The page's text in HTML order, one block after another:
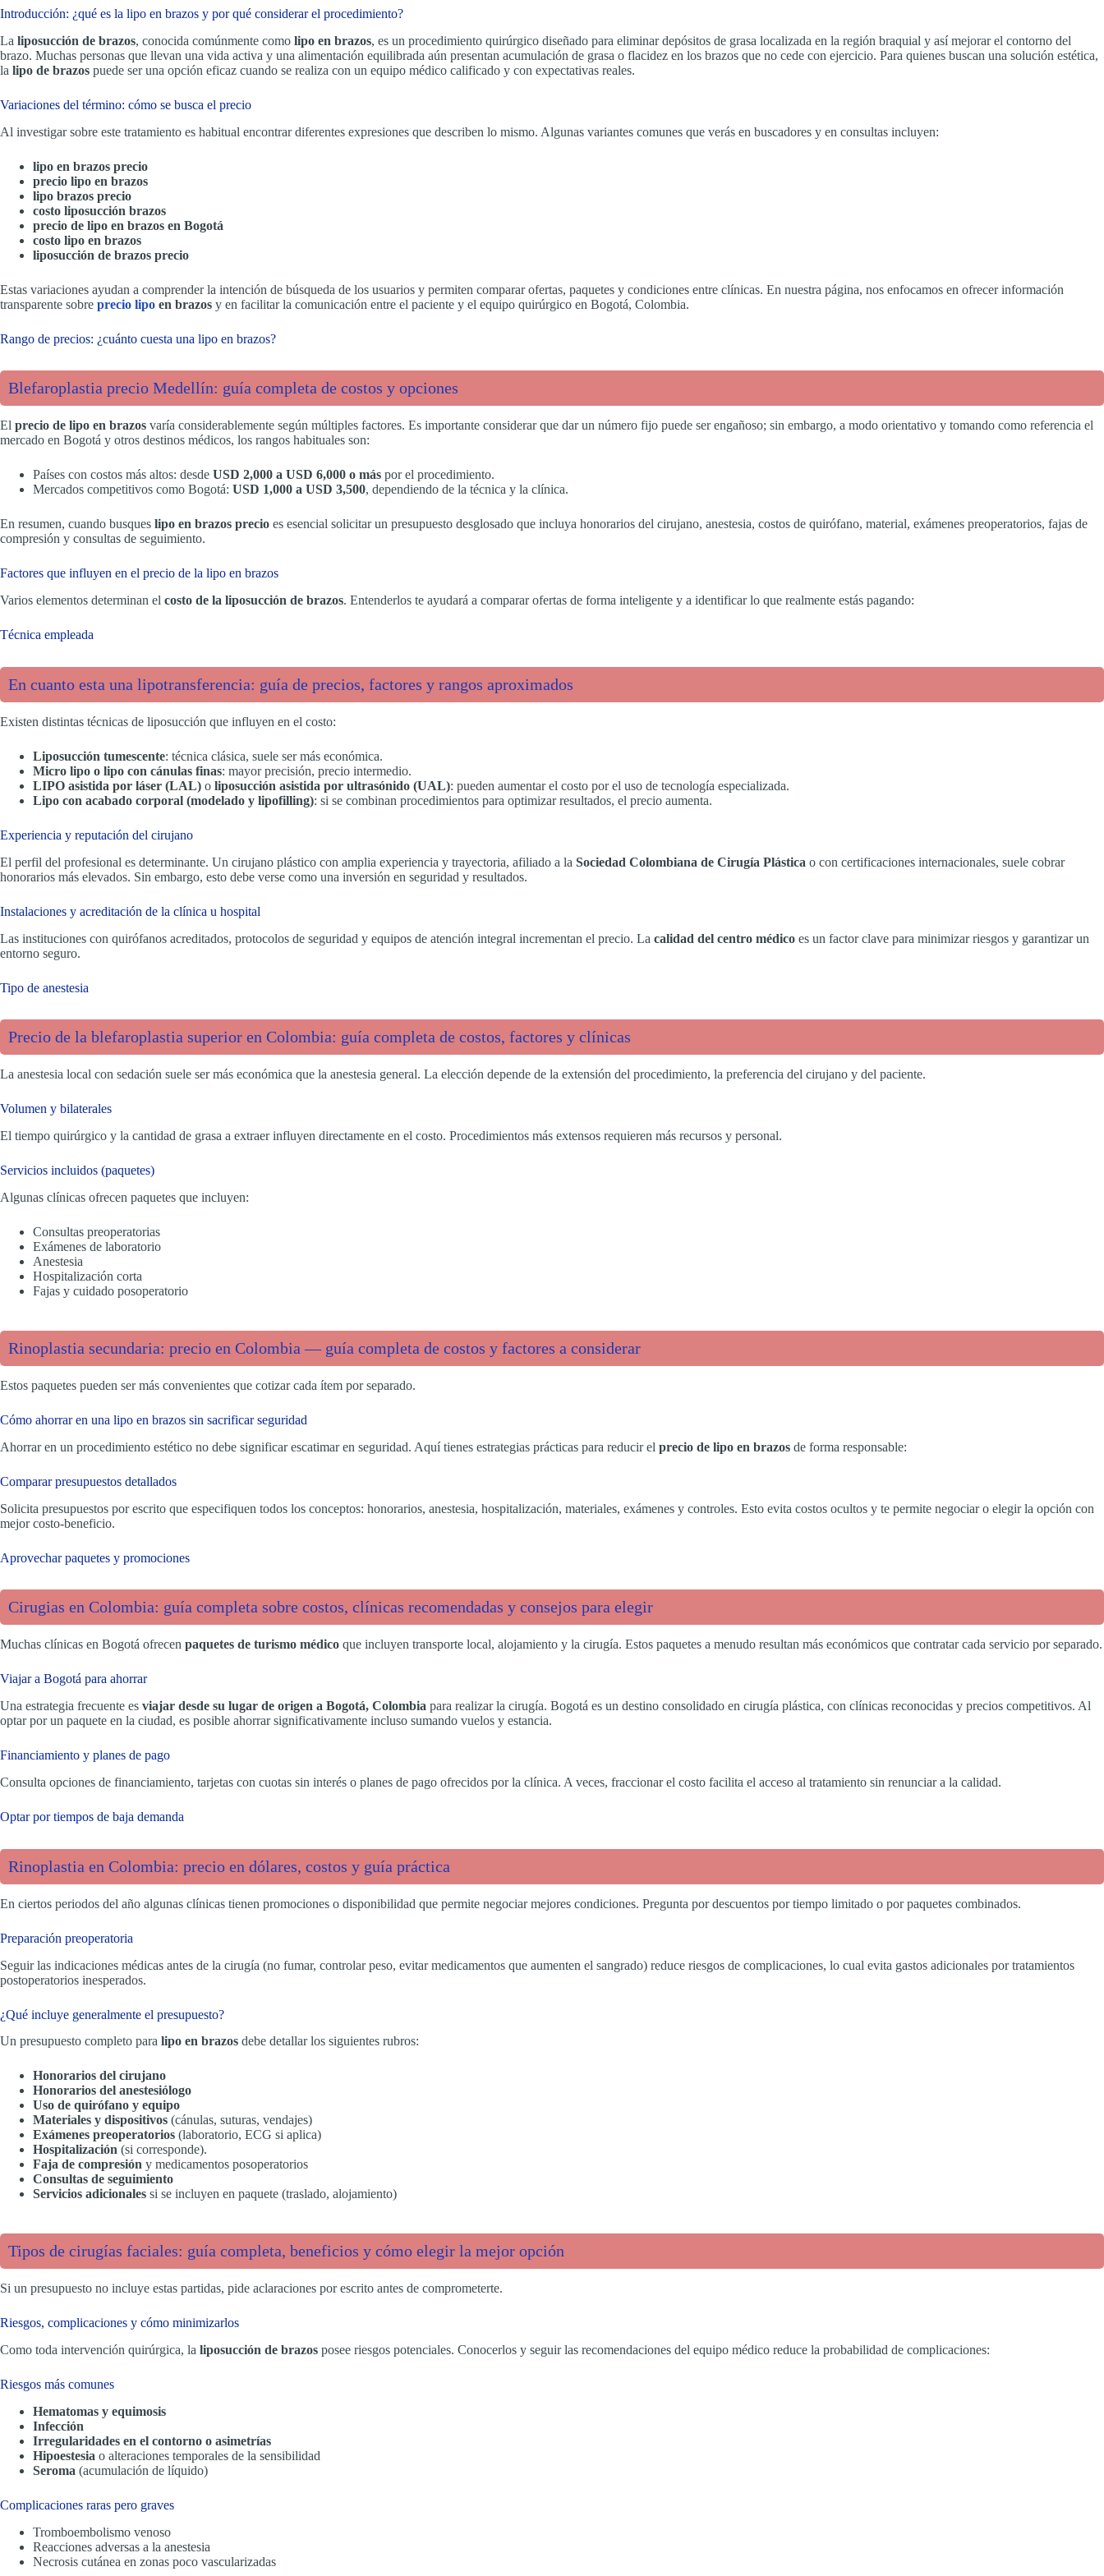
Introducción: ¿qué es la lipo en brazos y por qué considerar el procedimiento?
La liposucción de brazos, conocida comúnmente como lipo en brazos, es un procedimiento quirúrgico diseñado para eliminar depósitos de grasa localizada en la región braquial y así mejorar el contorno del
brazo. Muchas personas que llevan una vida activa y una alimentación equilibrada aún presentan acumulación de grasa o flacidez en los brazos que no cede con ejercicio. Para quienes buscan una solución estética,
la lipo de brazos puede ser una opción eficaz cuando se realiza con un equipo médico calificado y con expectativas reales.
Variaciones del término: cómo se busca el precio
Al investigar sobre este tratamiento es habitual encontrar diferentes expresiones que describen lo mismo. Algunas variantes comunes que verás en buscadores y en consultas incluyen:
lipo en brazos precio
precio lipo en brazos
lipo brazos precio
costo liposucción brazos
precio de lipo en brazos en Bogotá
costo lipo en brazos
liposucción de brazos precio
Estas variaciones ayudan a comprender la intención de búsqueda de los usuarios y permiten comparar ofertas, paquetes y condiciones entre clínicas. En nuestra página, nos enfocamos en ofrecer información
transparente sobre precio lipo en brazos y en facilitar la comunicación entre el paciente y el equipo quirúrgico en Bogotá, Colombia.
Rango de precios: ¿cuánto cuesta una lipo en brazos?
Blefaroplastia precio Medellín: guía completa de costos y opciones
El precio de lipo en brazos varía considerablemente según múltiples factores. Es importante considerar que dar un número fijo puede ser engañoso; sin embargo, a modo orientativo y tomando como referencia el
mercado en Bogotá y otros destinos médicos, los rangos habituales son:
Países con costos más altos: desde USD 2,000 a USD 6,000 o más por el procedimiento.
Mercados competitivos como Bogotá: USD 1,000 a USD 3,500, dependiendo de la técnica y la clínica.
En resumen, cuando busques lipo en brazos precio es esencial solicitar un presupuesto desglosado que incluya honorarios del cirujano, anestesia, costos de quirófano, material, exámenes preoperatorios, fajas de
compresión y consultas de seguimiento.
Factores que influyen en el precio de la lipo en brazos
Varios elementos determinan el costo de la liposucción de brazos. Entenderlos te ayudará a comparar ofertas de forma inteligente y a identificar lo que realmente estás pagando:
Técnica empleada
En cuanto esta una lipotransferencia: guía de precios, factores y rangos aproximados
Existen distintas técnicas de liposucción que influyen en el costo:
Liposucción tumescente: técnica clásica, suele ser más económica.
Micro lipo o lipo con cánulas finas: mayor precisión, precio intermedio.
LIPO asistida por láser (LAL) o liposucción asistida por ultrasónido (UAL): pueden aumentar el costo por el uso de tecnología especializada.
Lipo con acabado corporal (modelado y lipofilling): si se combinan procedimientos para optimizar resultados, el precio aumenta.
Experiencia y reputación del cirujano
El perfil del profesional es determinante. Un cirujano plástico con amplia experiencia y trayectoria, afiliado a la Sociedad Colombiana de Cirugía Plástica o con certificaciones internacionales, suele cobrar
honorarios más elevados. Sin embargo, esto debe verse como una inversión en seguridad y resultados.
Instalaciones y acreditación de la clínica u hospital
Las instituciones con quirófanos acreditados, protocolos de seguridad y equipos de atención integral incrementan el precio. La calidad del centro médico es un factor clave para minimizar riesgos y garantizar un
entorno seguro.
Tipo de anestesia
Precio de la blefaroplastia superior en Colombia: guía completa de costos, factores y clínicas
La anestesia local con sedación suele ser más económica que la anestesia general. La elección depende de la extensión del procedimiento, la preferencia del cirujano y del paciente.
Volumen y bilaterales
El tiempo quirúrgico y la cantidad de grasa a extraer influyen directamente en el costo. Procedimientos más extensos requieren más recursos y personal.
Servicios incluidos (paquetes)
Algunas clínicas ofrecen paquetes que incluyen:
Consultas preoperatorias
Exámenes de laboratorio
Anestesia
Hospitalización corta
Fajas y cuidado posoperatorio
Rinoplastia secundaria: precio en Colombia — guía completa de costos y factores a considerar
Estos paquetes pueden ser más convenientes que cotizar cada ítem por separado.
Cómo ahorrar en una lipo en brazos sin sacrificar seguridad
Ahorrar en un procedimiento estético no debe significar escatimar en seguridad. Aquí tienes estrategias prácticas para reducir el precio de lipo en brazos de forma responsable:
Comparar presupuestos detallados
Solicita presupuestos por escrito que especifiquen todos los conceptos: honorarios, anestesia, hospitalización, materiales, exámenes y controles. Esto evita costos ocultos y te permite negociar o elegir la opción con
mejor costo-beneficio.
Aprovechar paquetes y promociones
Cirugias en Colombia: guía completa sobre costos, clínicas recomendadas y consejos para elegir
Muchas clínicas en Bogotá ofrecen paquetes de turismo médico que incluyen transporte local, alojamiento y la cirugía. Estos paquetes a menudo resultan más económicos que contratar cada servicio por separado.
Viajar a Bogotá para ahorrar
Una estrategia frecuente es viajar desde su lugar de origen a Bogotá, Colombia para realizar la cirugía. Bogotá es un destino consolidado en cirugía plástica, con clínicas reconocidas y precios competitivos. Al
optar por un paquete en la ciudad, es posible ahorrar significativamente incluso sumando vuelos y estancia.
Financiamiento y planes de pago
Consulta opciones de financiamiento, tarjetas con cuotas sin interés o planes de pago ofrecidos por la clínica. A veces, fraccionar el costo facilita el acceso al tratamiento sin renunciar a la calidad.
Optar por tiempos de baja demanda
Rinoplastia en Colombia: precio en dólares, costos y guía práctica
En ciertos periodos del año algunas clínicas tienen promociones o disponibilidad que permite negociar mejores condiciones. Pregunta por descuentos por tiempo limitado o por paquetes combinados.
Preparación preoperatoria
Seguir las indicaciones médicas antes de la cirugía (no fumar, controlar peso, evitar medicamentos que aumenten el sangrado) reduce riesgos de complicaciones, lo cual evita gastos adicionales por tratamientos
postoperatorios inesperados.
¿Qué incluye generalmente el presupuesto?
Un presupuesto completo para lipo en brazos debe detallar los siguientes rubros:
Honorarios del cirujano
Honorarios del anestesiólogo
Uso de quirófano y equipo
Materiales y dispositivos (cánulas, suturas, vendajes)
Exámenes preoperatorios (laboratorio, ECG si aplica)
Hospitalización (si corresponde).
Faja de compresión y medicamentos posoperatorios
Consultas de seguimiento
Servicios adicionales si se incluyen en paquete (traslado, alojamiento)
Tipos de cirugías faciales: guía completa, beneficios y cómo elegir la mejor opción
Si un presupuesto no incluye estas partidas, pide aclaraciones por escrito antes de comprometerte.
Riesgos, complicaciones y cómo minimizarlos
Como toda intervención quirúrgica, la liposucción de brazos posee riesgos potenciales. Conocerlos y seguir las recomendaciones del equipo médico reduce la probabilidad de complicaciones:
Riesgos más comunes
Hematomas y equimosis
Infección
Irregularidades en el contorno o asimetrías
Hipoestesia o alteraciones temporales de la sensibilidad
Seroma (acumulación de líquido)
Complicaciones raras pero graves
Tromboembolismo venoso
Reacciones adversas a la anestesia
Necrosis cutánea en zonas poco vascularizadas